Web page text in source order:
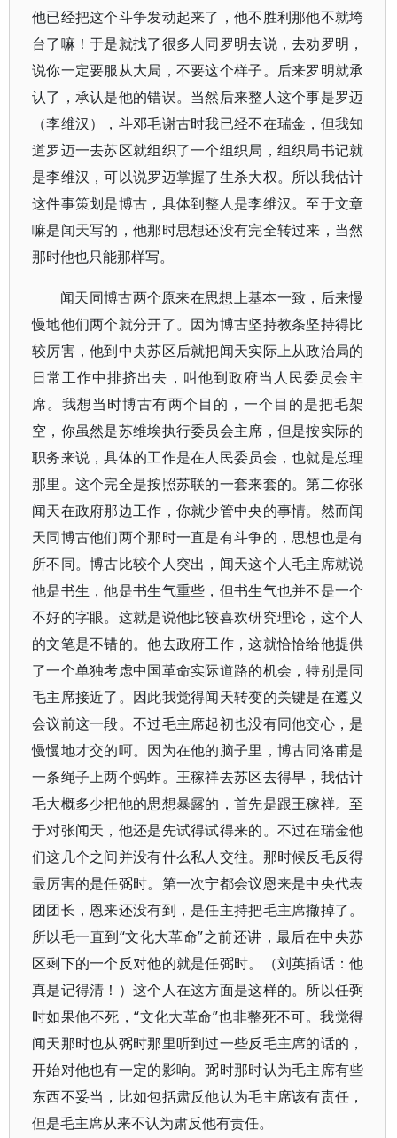
他已经把这个斗争发动起来了，他不胜利那他不就垮
台了嘛！于是就找了很多人同罗明去说，去劝罗明，
说你一定要服从大局，不要这个样子。后来罗明就承
认了，承认是他的错误。当然后来整人这个事是罗迈
（李维汉），斗邓毛谢古时我已经不在瑞金，但我知
道罗迈一去苏区就组织了一个组织局，组织局书记就
是李维汉，可以说罗迈掌握了生杀大权。所以我估计
这件事策划是博古，具体到整人是李维汉。至于文章
嘛是闻天写的，他那时思想还没有完全转过来，当然
那时他也只能那样写。
闻天同博古两个原来在思想上基本一致，后来慢
慢地他们两个就分开了。因为博古坚持教条坚持得比
较厉害，他到中央苏区后就把闻天实际上从政治局的
日常工作中排挤出去，叫他到政府当人民委员会主
席。我想当时博古有两个目的，一个目的是把毛架
空，你虽然是苏维埃执行委员会主席，但是按实际的
职务来说，具体的工作是在人民委员会，也就是总理
那里。这个完全是按照苏联的一套来套的。第二你张
闻天在政府那边工作，你就少管中央的事情。然而闻
天同博古他们两个那时一直是有斗争的，思想也是有
所不同。博古比较个人突出，闻天这个人毛主席就说
他是书生，他是书生气重些，但书生气也并不是一个
不好的字眼。这就是说他比较喜欢研究理论，这个人
的文笔是不错的。他去政府工作，这就恰恰给他提供
了一个单独考虑中国革命实际道路的机会，特别是同
毛主席接近了。因此我觉得闻天转变的关键是在遵义
会议前这一段。不过毛主席起初也没有同他交心，是
慢慢地才交的呵。因为在他的脑子里，博古同洛甫是
一条绳子上两个蚂蚱。王稼祥去苏区去得早，我估计
毛大概多少把他的思想暴露的，首先是跟王稼祥。至
于对张闻天，他还是先试得试得来的。不过在瑞金他
们这几个之间并没有什么私人交往。那时候反毛反得
最厉害的是任弼时。第一次宁都会议恩来是中央代表
团团长，恩来还没有到，是任主持把毛主席撤掉了。
所以毛一直到“文化大革命”之前还讲，最后在中央苏
区剩下的一个反对他的就是任弼时。（刘英插话：他
真是记得清！）这个人在这方面是这样的。所以任弼
时如果他不死，“文化大革命”也非整死不可。我觉得
闻天那时也从弼时那里听到过一些反毛主席的话的，
开始对他也有一定的影响。弼时那时认为毛主席有些
东西不妥当，比如包括肃反他认为毛主席该有责任，
但是毛主席从来不认为肃反他有责任。